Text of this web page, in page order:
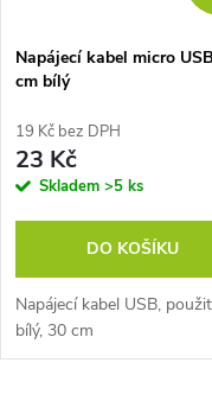
p
r
o
u
k
s
p
r
o
d
u
Napájecí kabel micro
cm bílý
19 Kč bez DPH
23 Kč
Skladem >5 ks
DO KOŠÍKU
Napájecí kabel USB,
bílý, 30 cm